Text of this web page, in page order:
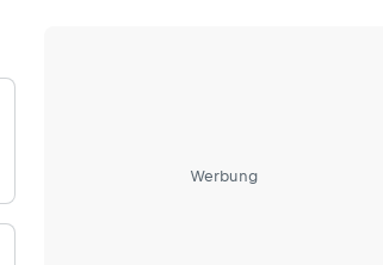
Werbung